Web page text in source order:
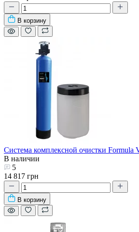
В корзину
Система комплексной очистки Formula
В наличии
5
14 817 грн
В корзину